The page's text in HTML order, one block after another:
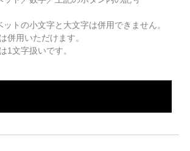
トの小文字と大文字は併用できません。
併用いただけます。
1文字扱いです。